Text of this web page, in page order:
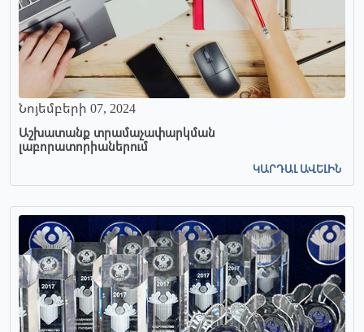
Նոյեմբերի 07, 2024
Աշխատանք տրամաչափարկման
լաբորատորիաներում
ԿԱՐԴԱԼ ԱՎԵԼԻՆ